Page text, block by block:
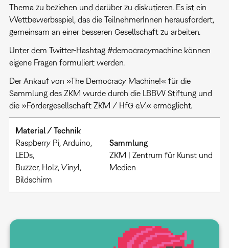
Thema zu beziehen und darüber zu diskutieren. Es ist ein
Wettbewerbsspiel, das die TeilnehmerInnen herausfordert,
gemeinsam an einer besseren Gesellschaft zu arbeiten.
Unter dem Twitter-Hashtag #democracymachine können
eigene Fragen formuliert werden.
Der Ankauf von »The Democracy Machine!« für die
Sammlung des ZKM wurde durch die LBBW Stiftung und
die »Fördergesellschaft ZKM / HfG e.V.« ermöglicht.
Material / Technik
Raspberry Pi, Arduino,
LEDs,
Buzzer, Holz, Vinyl,
Bildschirm
Sammlung
ZKM | Zentrum für Kunst und
Medien